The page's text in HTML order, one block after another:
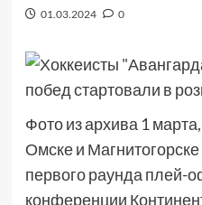
01.03.2024 0
Фото из архива 1
Омске и
первого раунда плей-
конференции